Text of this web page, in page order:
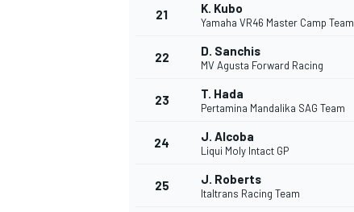
21 K. Kubo
Yamaha VR46 Master Camp Team
22 D. Sanchis
MV Agusta Forward Racing
23 T. Hada
Pertamina Mandalika SAG Team
24 J. Alcoba
Liqui Moly Intact GP
25 J. Roberts
Italtrans Racing Team